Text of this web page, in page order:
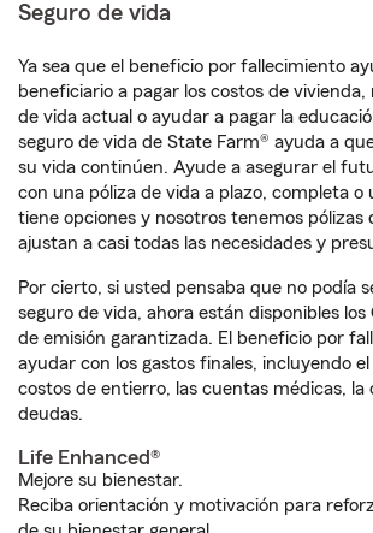
Seguro de vida
Ya sea que el beneficio por fallecimiento
beneficiario a pagar los costos de vivienda,
de vida actual o ayudar a pagar la
seguro de vida de State Farm® ayuda a
su vida continúen. Ayude a asegurar el
con una póliza de vida a plazo, completa o
tiene opciones y nosotros tenemos pólizas
ajustan a casi todas las necesidades y
Por cierto, si usted pensaba que no podía
seguro de vida, ahora están disponibles
de emisión garantizada. El beneficio por
ayudar con los gastos finales, incluyendo
costos de entierro, las cuentas médicas,
deudas.
Life Enhanced®
Mejore su bienestar.
Reciba orientación y motivación para